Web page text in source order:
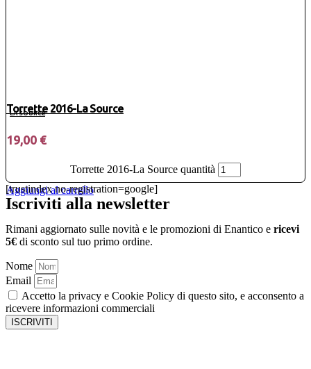
Torrette 2016-La Source
LA SOURCE
19,00 €
Torrette 2016-La Source quantità
Aggiungi al carrello
[trustindex no-registration=google]
Iscriviti alla newsletter
Rimani aggiornato sulle novità e le promozioni di Enantico e ricevi
5€ di sconto sul tuo primo ordine.
Nome
Email
Accetto la privacy e Cookie Policy di questo sito, e acconsento a
ricevere informazioni commerciali
ISCRIVITI